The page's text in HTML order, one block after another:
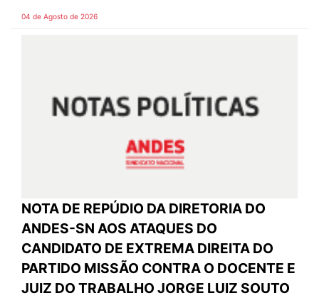
04 de Agosto de 2026
NOTA DE REPÚDIO DA DIRETORIA DO
ANDES-SN AOS ATAQUES DO
CANDIDATO DE EXTREMA DIREITA DO
PARTIDO MISSÃO CONTRA O DOCENTE E
JUIZ DO TRABALHO JORGE LUIZ SOUTO